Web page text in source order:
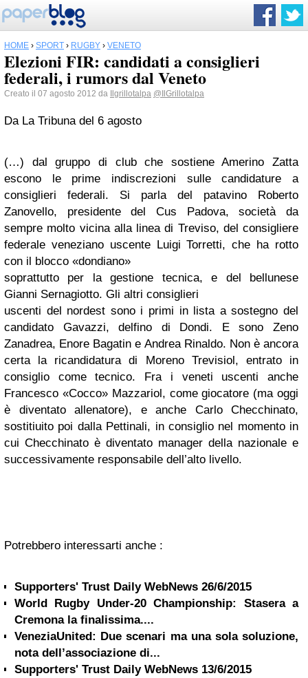
HOME › SPORT › RUGBY › VENETO
Elezioni FIR: candidati a consiglieri
federali, i rumors dal Veneto
Creato il 07 agosto 2012 da Ilgrillotalpa @IlGrillotalpa
Da La Tribuna del 6 agosto
(…) dal gruppo di club che sostiene Amerino Zatta
escono le prime indiscrezioni sulle candidature a
consiglieri federali. Si parla del patavino Roberto
Zanovello, presidente del Cus Padova, società da
sempre molto vicina alla linea di Treviso, del consigliere
federale veneziano uscente Luigi Torretti, che ha rotto
con il blocco «dondiano»
soprattutto per la gestione tecnica, e del bellunese
Gianni Sernagiotto. Gli altri consiglieri
uscenti del nordest sono i primi in lista a sostegno del
candidato Gavazzi, delfino di Dondi. E sono Zeno
Zanadrea, Enore Bagatin e Andrea Rinaldo. Non è ancora
certa la ricandidatura di Moreno Trevisiol, entrato in
consiglio come tecnico. Fra i veneti uscenti anche
Francesco «Cocco» Mazzariol, come giocatore (ma oggi
è diventato allenatore), e anche Carlo Checchinato,
sostitiuito poi dalla Pettinali, in consiglio nel momento in
cui Checchinato è diventato manager della nazionale e
successivamente responsabile dell’alto livello.
Potrebbero interessarti anche :
Supporters' Trust Daily WebNews 26/6/2015
World Rugby Under-20 Championship: Stasera a
Cremona la finalissima....
VeneziaUnited: Due scenari ma una sola soluzione,
nota dell’associazione di...
Supporters' Trust Daily WebNews 13/6/2015